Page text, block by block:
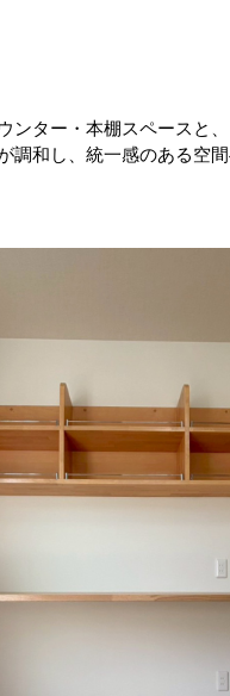
ンター・本棚スペースと
調和し、統一感のある空